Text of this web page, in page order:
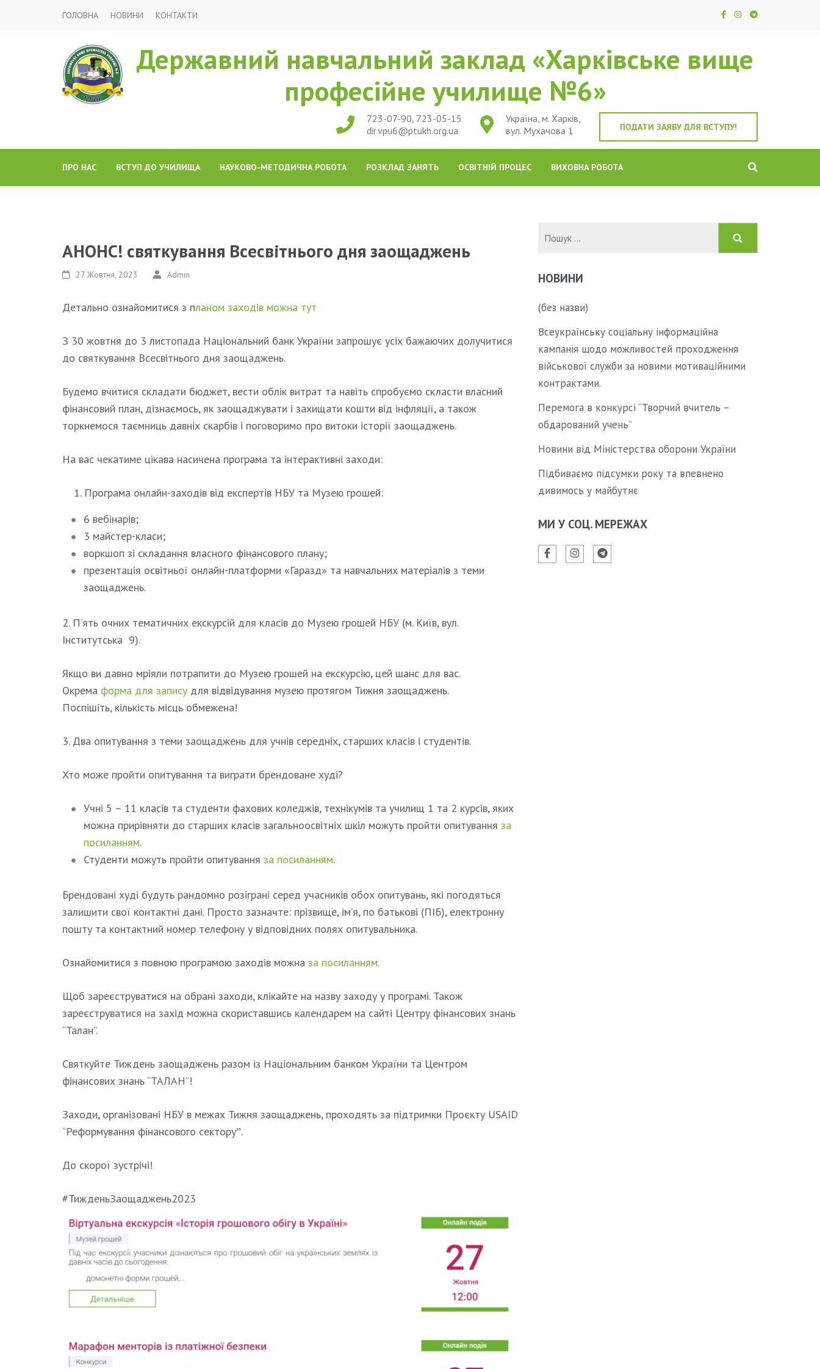
ГОЛОВНА НОВИНИ КОНТАКТИ
Державний навчальний заклад «Харківське вище
професійне училище №6»
ПОДАТИ ЗАЯВУ ДЛЯ ВСТУПУ!
Україна, м. Харків,
вул. Мухачова 1
723-07-90, 723-05-15
dir.vpu6@ptukh.org.ua
ПРО НАС ВСТУП ДО УЧИЛИЩА НАУКОВО-МЕТОДИЧНА РОБОТА РОЗКЛАД ЗАНЯТЬ ОСВІТНІЙ ПРОЦЕС ВИХОВНА РОБОТА
АНОНС! святкування Всесвітнього дня заощаджень
27 Жовтня, 2023 Admin
Детально ознайомитися з планом заходів можна тут
З 30 жовтня до 3 листопада Національний банк України запрошує усіх бажаючих долучитися
до святкування Всесвітнього дня заощаджень.
Будемо вчитися складати бюджет, вести облік витрат та навіть спробуємо скласти власний
фінансовий план, дізнаємось, як заощаджувати і захищати кошти від інфляції, а також
торкнемося таємниць давніх скарбів і поговоримо про витоки історії заощаджень.
На вас чекатиме цікава насичена програма та інтерактивні заходи:
Програма онлайн-заходів від експертів НБУ та Музею грошей:
6 вебінарів;
3 майстер-класи;
воркшоп зі складання власного фінансового плану;
презентація освітньої онлайн-платформи «Гаразд» та навчальних матеріалів з теми
заощаджень.
2. П’ять очних тематичних екскурсій для класів до Музею грошей НБУ (м. Київ, вул.
Інститутська 9).
Якщо ви давно мріяли потрапити до Музею грошей на екскурсію, цей шанс для вас.
Окрема форма для запису для відвідування музею протягом Тижня заощаджень.
Поспішіть, кількість місць обмежена!
3. Два опитування з теми заощаджень для учнів середніх, старших класів і студентів.
Хто може пройти опитування та виграти брендоване худі?
Учні 5 – 11 класів та студенти фахових коледжів, технікумів та училищ 1 та 2 курсів, яких
можна прирівняти до старших класів загальноосвітніх шкіл можуть пройти опитування за
посиланням.
Студенти можуть пройти опитування за посиланням.
Брендовані худі будуть рандомно розіграні серед учасників обох опитувань, які погодяться
залишити свої контактні дані. Просто зазначте: прізвище, ім’я, по батькові (ПІБ), електронну
пошту та контактний номер телефону у відповідних полях опитувальника.
Ознайомитися з повною програмою заходів можна за посиланням.
Щоб зареєструватися на обрані заходи, клікайте на назву заходу у програмі. Також
зареєструватися на захід можна скориставшись календарем на сайті Центру фінансових знань
“Талан”.
Святкуйте Тиждень заощаджень разом із Національним банком України та Центром
фінансових знань “ТАЛАН”!
Заходи, організовані НБУ в межах Тижня заощаджень, проходять за підтримки Проєкту USAID
“Реформування фінансового секторуˮ.
До скорої зустрічі!
#ТижденьЗаощаджень2023
Пошук:
НОВИНИ
(без назви)
Всеукраїнську соціальну інформаційна
кампанія щодо можливостей проходження
військової служби за новими мотиваційними
контрактами.
Перемога в конкурсі “Творчий вчитель –
обдарований учень”
Новини від Міністерства оборони України
Підбиваємо підсумки року та впевнено
дивимось у майбутнє
МИ У СОЦ. МЕРЕЖАХ